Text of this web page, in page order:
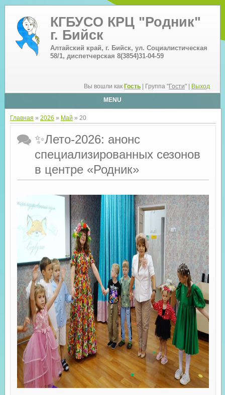
КГБУСО КРЦ "Родник"
г. Бийск
Алтайский край, г. Бийск, ул. Социалистическая
58/1, диспетчерская 8(3854)31-04-59
Вы вошли как Гость | Группа "Гости" |
Выход
MENU
Главная » 2026 » Май » 20
✨Лето-2026: анонс
специализированных сезонов
в центре «Родник»